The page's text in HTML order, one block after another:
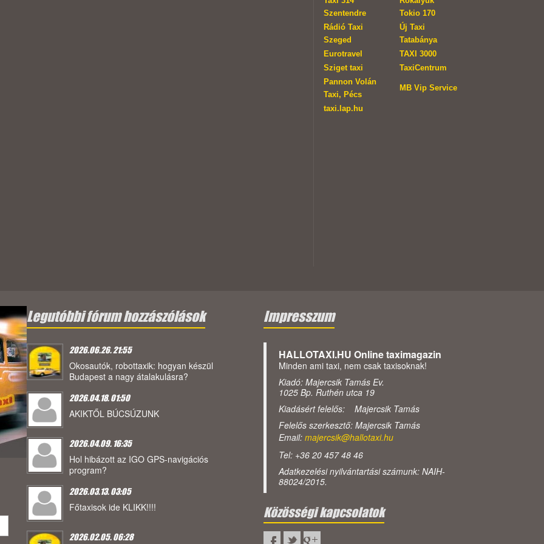
Szentendre
Tokio 170
Rádió Taxi
Szeged
Új Taxi
Tatabánya
Eurotravel
TAXI 3000
Sziget taxi
TaxiCentrum
Pannon Volán
Taxi, Pécs
MB Vip Service
taxi.lap.hu
Legutóbbi fórum hozzászólások
2026.06.26. 21:55
Okosautók, robottaxik: hogyan készül
Budapest a nagy átalakulásra?
2026.04.18. 01:50
AKIKTŐL BÚCSÚZUNK
2026.04.09. 16:35
Hol hibázott az IGO GPS-navigációs
program?
2026.03.13. 03:05
Főtaxisok ide KLIKK!!!!
2026.02.05. 06:28
Impresszum
HALLOTAXI.HU Online taximagazin
Minden ami taxi, nem csak taxisoknak!
Kiadó: Majercsik Tamás Ev.
1025 Bp. Ruthén utca 19
Kiadásért felelős: Majercsik Tamás
Felelős szerkesztő: Majercsik Tamás
Email: majercsik@hallotaxi.hu
Tel: +36 20 457 48 46
Adatkezelési nyilvántartási számunk: NAIH-
88024/2015.
Közösségi kapcsolatok